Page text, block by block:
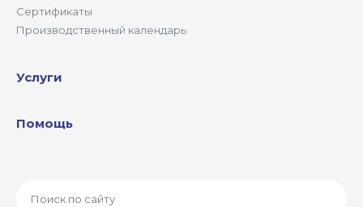
Сертификаты
Производственный календарь
Услуги
Помощь